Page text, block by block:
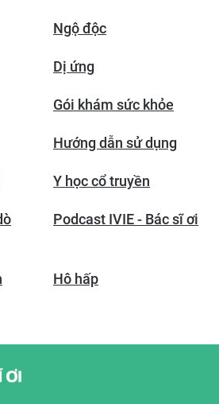
Ngộ độc
Dị ứng
Gói khám sức khỏe
Hướng dẫn sử dụng
Y học cổ truyền
Podcast IVIE - Bác sĩ ơi
Hô hấp